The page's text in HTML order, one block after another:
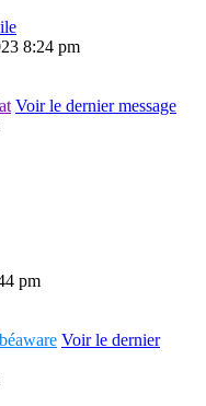
8:24 pm
Voir le dernier message
pm
Voir le dernier